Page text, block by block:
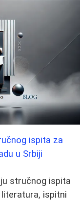
ispita za
u Srbiji
stručnog ispita
ispitni